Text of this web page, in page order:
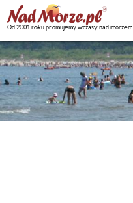
Od 2001 roku promujemy wczasy nad morzem